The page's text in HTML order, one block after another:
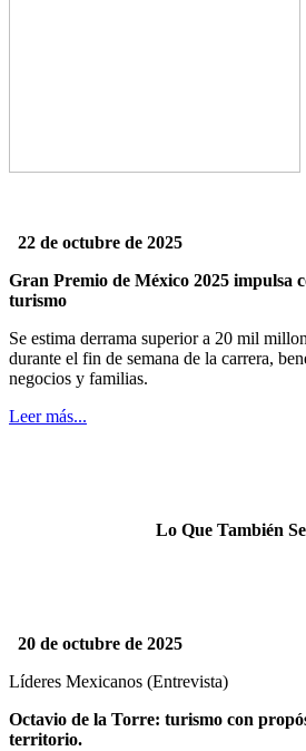
22 de octubre de 2025
Gran Premio de México 2025 impulsa
turismo
Se estima derrama superior a 20 mil
durante el fin de semana de la carrera,
negocios y familias.
Leer más...
Lo Que También
20 de octubre de 2025
Líderes Mexicanos (Entrevista)
Octavio de la Torre: turismo con
territorio.